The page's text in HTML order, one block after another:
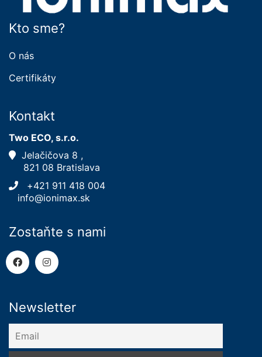
Kto sme?
O nás
Certifikáty
Kontakt
Two ECO, s.r.o.
Jelačičova 8 ,
821 08 Bratislava
+421 911 418 004
info@ionimax.sk
Zostaňte s nami
Newsletter